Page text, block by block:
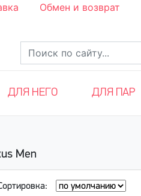
Обмен и возврат
ДЛЯ НЕГО ДЛЯ ПАР
Men